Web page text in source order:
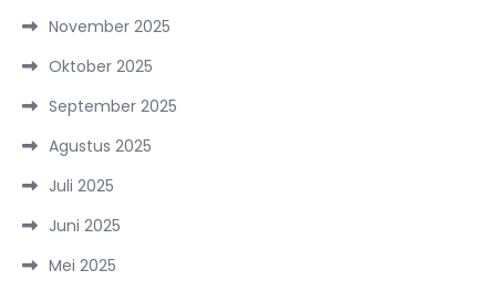
November 2025
Oktober 2025
September 2025
Agustus 2025
Juli 2025
Juni 2025
Mei 2025